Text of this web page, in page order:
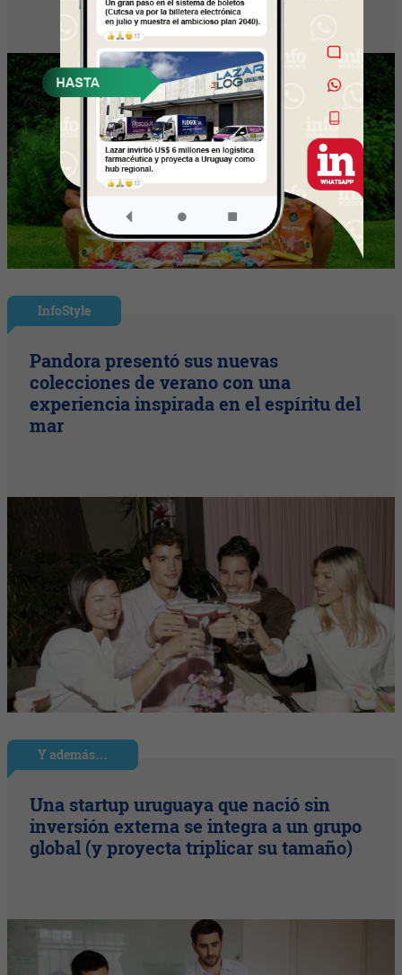
InfoStyle
Pandora presentó sus nuevas
colecciones de verano con una
experiencia inspirada en el espíritu del
mar
Y además…
Una startup uruguaya que nació sin
inversión externa se integra a un grupo
global (y proyecta triplicar su tamaño)